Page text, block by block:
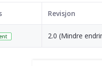
Revisjon
2.0 (Mindre